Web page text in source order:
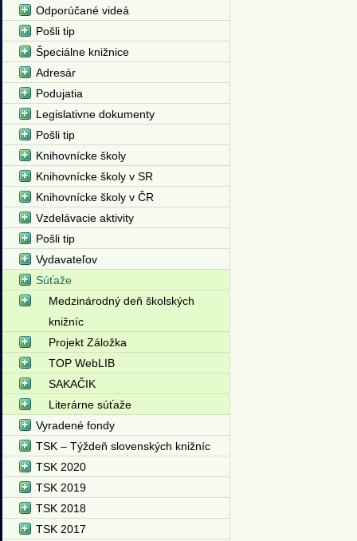
Odporúčané videá
Pošli tip
Špeciálne knižnice
Adresár
Podujatia
Legislativne dokumenty
Pošli tip
Knihovnícke školy
Knihovnícke školy v SR
Knihovnícke školy v ČR
Vzdelávacie aktivity
Pošli tip
Vydavateľov
Súťaže
Medzinárodný deň školských
knižníc
Projekt Záložka
TOP WebLIB
SAKAČIK
Literárne súťaže
Vyradené fondy
TSK – Týždeň slovenských knižníc
TSK 2020
TSK 2019
TSK 2018
TSK 2017